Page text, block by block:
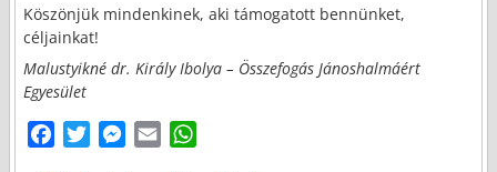
Köszönjük mindenkinek, aki támogatott bennünket,
céljainkat!
Malustyikné dr. Király Ibolya – Összefogás Jánoshalmáért
Egyesület
M